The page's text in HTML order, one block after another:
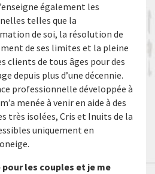
également les
telles que la
de soi, la résolution de
de ses limites et la pleine
clients de tous âges pour des
depuis plus d’une décennie.
professionnelle développée à
menée à venir en aide à des
très isolées, Cris et Inuits de la
uniquement en
les couples et je me